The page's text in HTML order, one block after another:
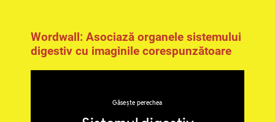
Wordwall: Asociază organele sistemului
digestiv cu imaginile corespunzătoare